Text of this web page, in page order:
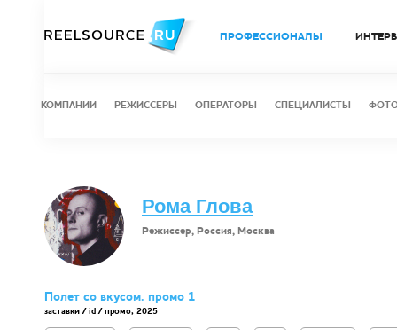
ПРОФЕССИОНАЛЫ
КОМПАНИИ РЕЖИССЕРЫ ОПЕРАТОРЫ СПЕЦИАЛИСТЫ
Рома Глова
Режиссер, Россия, Москва
Полет со вкусом. промо 1
заставки / id / промо, 2025